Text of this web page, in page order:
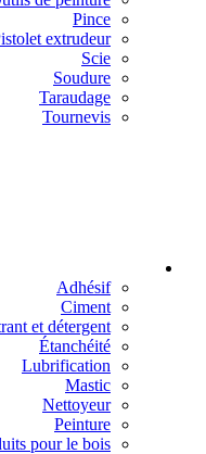
Pince
extrudeur
Scie
Soudure
Taraudage
Tournevis
Adhésif
Ciment
et détergent
Étanchéité
Lubrification
Mastic
Nettoyeur
Peinture
pour le bois